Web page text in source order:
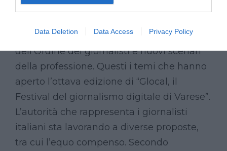
Data Deletion Data Access Privacy Policy
NEWS GLOCAL19
Fake news, proposte di riforma
dell’Ordine dei giornalisti e nuovi scenari
della professione. Questi i temi che hanno
aperto l’ottava edizione di “Glocal, il
Festival del giornalismo digitale di Varese”.
L’autorità che rappresenta i giornalisti
italiani sta lavorando a diverse proposte,
tra cui l’equo compenso. Secondo